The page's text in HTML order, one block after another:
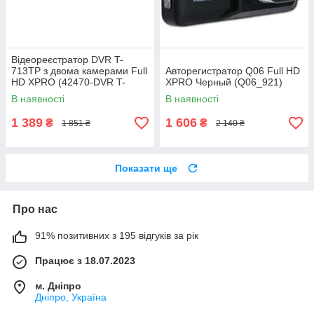
Відеореєстратор DVR T-
713TP з двома камерами Full
HD XPRO (42470-DVR T-
713TP_783)
В наявності
1 389 ₴ 1 851 ₴
Авторегистратор Q06 Full HD
XPRO Черный (Q06_921)
В наявності
1 606 ₴ 2 140 ₴
Показати ще
Про нас
91% позитивних з 195 відгуків за рік
Працює з 18.07.2023
м. Дніпро
Дніпро, Україна